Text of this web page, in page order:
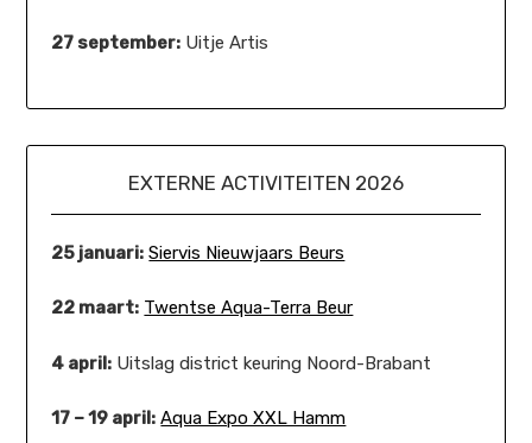
27 september: Uitje Artis
EXTERNE ACTIVITEITEN 2026
25 januari: Siervis Nieuwjaars Beurs
22 maart: Twentse Aqua-Terra Beur
4 april: Uitslag district keuring Noord-Brabant
17 – 19 april: Aqua Expo XXL Hamm